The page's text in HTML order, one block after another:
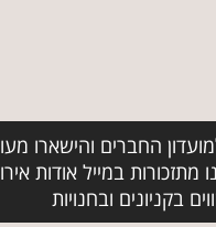
החברים והישארו
מתזכורות במייל אודות
בקניונים ובחנויות